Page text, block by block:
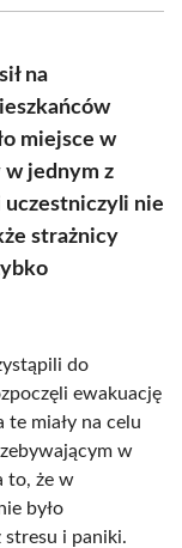
na
miejsce w
w jednym z
uczestniczyli nie
strażnicy
do
ewakuację
te miały na celu
w
to, że w
było
stresu i paniki.